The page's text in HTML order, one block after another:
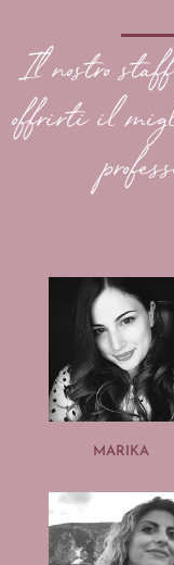
Il nostro
offrirti il
MARIKA